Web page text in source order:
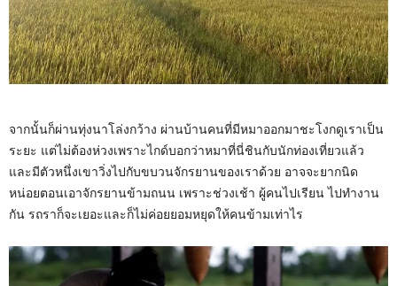
จากนั้นก็ผ่านทุ่งนาโล่งกว้าง ผ่านบ้านคนที่มีหมาออกมาชะโงกดูเราเป็น
ระยะ แต่ไม่ต้องห่วงเพราะไกด์บอกว่าหมาที่นี่ชินกับนักท่องเที่ยวแล้ว
และมีตัวหนึ่งเขาวิ่งไปกับขบวนจักรยานของเราด้วย อาจจะยากนิด
หน่อยตอนเอาจักรยานข้ามถนน เพราะช่วงเช้า ผู้คนไปเรียน ไปทำงาน
กัน รถราก็จะเยอะและก็ไม่ค่อยยอมหยุดให้คนข้ามเท่าไร